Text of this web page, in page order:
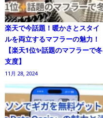
楽天で今話題！暖かさとスタイ
ルを両立するマフラーの魅力！
【楽天1位✨話題のマフラーで冬
支度】
11月 28, 2024